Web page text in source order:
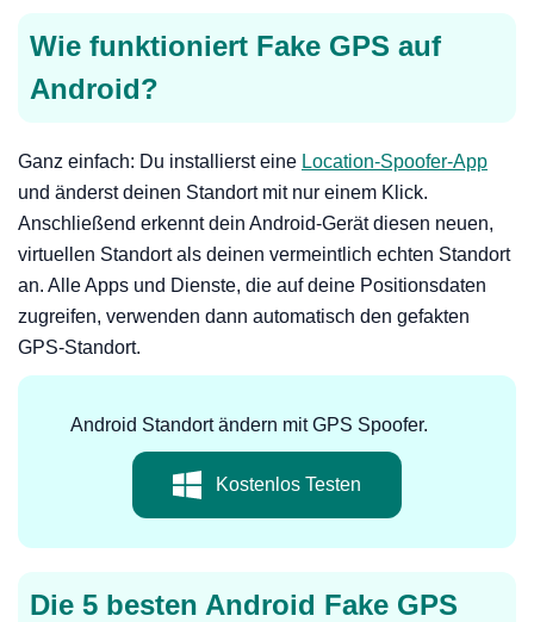
Wie funktioniert Fake GPS auf
Android?
Ganz einfach: Du installierst eine Location-Spoofer-App
und änderst deinen Standort mit nur einem Klick.
Anschließend erkennt dein Android-Gerät diesen neuen,
virtuellen Standort als deinen vermeintlich echten Standort
an. Alle Apps und Dienste, die auf deine Positionsdaten
zugreifen, verwenden dann automatisch den gefakten
GPS-Standort.
Android Standort ändern mit GPS Spoofer.
Kostenlos Testen
Die 5 besten Android Fake GPS